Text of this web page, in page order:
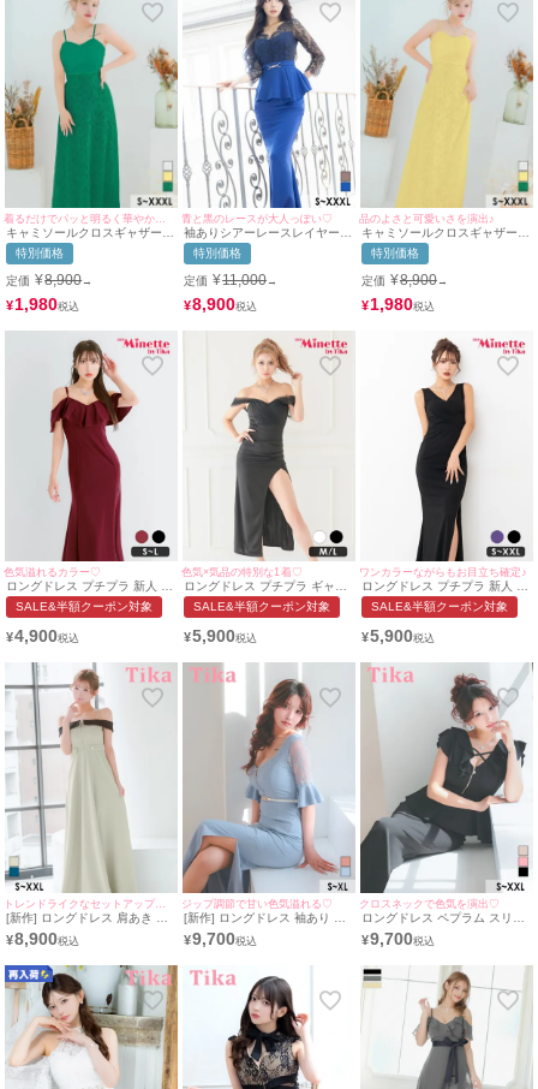
キャミソールクロスギャザー切
り替えエレガントレースAライ
ンロングドレス (Sサイズ～
XXXLサイズ) (重川茉弥/キャバ
ドレス着用) [Tika/ティカ]
特別価格
定価 ¥8,900→
¥1,980
青と黒のレースが大人っぽい♡
袖ありシアーレースレイヤード
ウエストベルトペプラム切り替
えバックスリットストレッチタ
イトロングドレス (Sサイズ～
XXXLサイズ) (せいせい/キャバ
ドレス着用) [Tika/ティカ]
特別価格
定価 ¥11,000→
¥8,900
品のよさと可愛いさを演出♪
キャミソールクロスギャザー切
り替えクラシカルフラワーレー
スAラインロングドレス (Sサイ
ズ～XXXLサイズ) (重川茉弥/キ
ャバドレス着用) [Tika/ティカ]
特別価格
定価 ¥8,900→
¥1,980
色気溢れるカラー♡
ロングドレス プチプラ 新人 タ
イト オフショル スリット セク
シー ラウンジ マーメイド 背中
（ちぴたん着用/S~Lサイズ対
SALE&半額クーポン対象
¥4,900
色気×気品の特別な1着♡
ロングドレス プチプラ ギャル
タイト オフショル スリット セ
クシー ラウンジ レース 谷間
ス (波北かほ着用/M〜Lサイズ
ト
SALE&半額クーポン対象
¥5,900
ワンカラーながらもお目立ち確定♪
ロングドレス プチプラ 新人 タ
イト スリット セクシー ラウ
ンジ ノースリーブ スナック ワ
ぴたん着用/S〜XXLサイズ対
SALE&半額クーポン対象
¥5,900
[新作] ロングドレス 肩あき ジ
ップ 谷間 サイドベルト 高身長
グレー XL XXL Aライン キャ
ld270901l-h］ [Tika/ティカ]
¥8,900
ジップ調節で甘い色気溢れる♡
[新作] ロングドレス 袖あり ジ
ップ 谷間 レース スリット ス
トレッチ ベルト付き ベルスリ
ー XL 水色 ライトブルー タ
イト キャバドレス (重川茉弥着
用)［tk-ld1281l-ha］ [Tika/ティ
¥9,700
クロスネックで色気を演出♡
ロングドレス ペプラム スリッ
ト ノースリーブ ストレッチ ジ
ップ フリル袖 クロスネック ワ
XL XXL 黒 キャバドレス (重川
茉弥着用) [tk-ld25918-hb]
[Tika/ティカ]
¥9,700